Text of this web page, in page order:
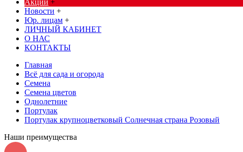
Акции +
Новости +
Юр. лицам +
ЛИЧНЫЙ КАБИНЕТ
О НАС
КОНТАКТЫ
Главная
Всё для сада и огорода
Семена
Семена цветов
Однолетние
Портулак
Портулак крупноцветковый Солнечная страна Розовый
Наши преимущества